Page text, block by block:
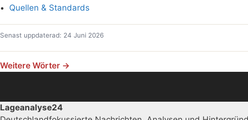
Quellen & Standards
Senast uppdaterad: 24 Juni 2026
Weitere Wörter →
Lageanalyse24